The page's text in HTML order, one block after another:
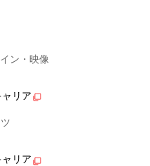
ン・映像
ャリア
ャリア